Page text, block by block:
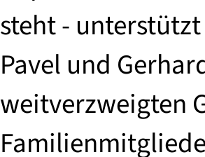
steht -
Pavel und
weitverzweigten